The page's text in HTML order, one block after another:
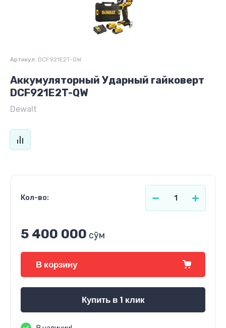
Артикул: DCF921E2T-QW
Аккумуляторный Ударный гайковерт
DCF921E2T-QW
Dewalt
Кол-во:
5 400 000 сўм
В корзину
Купить в 1 клик